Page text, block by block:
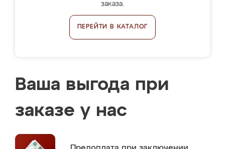
заказа.
ПЕРЕЙТИ В КАТАЛОГ
Ваша выгода при
заказе у нас